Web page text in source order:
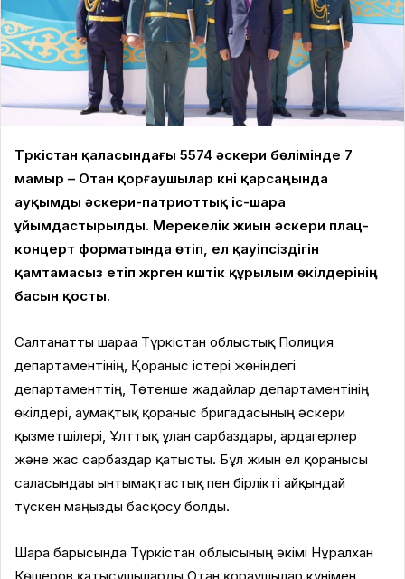
Түркістан қаласындағы 5574 әскери бөлімінде 7
мамыр – Отан қорғаушылар күні қарсаңында
ауқымды әскери-патриоттық іс-шара
ұйымдастырылды. Мерекелік жиын әскери плац-
концерт форматында өтіп, ел қауіпсіздігін
қамтамасыз етіп жүрген күштік құрылым өкілдерінің
басын қосты.
Салтанатты шараға Түркістан облыстық Полиция
департаментінің, Қорғаныс істері жөніндегі
департаменттің, Төтенше жағдайлар департаментінің
өкілдері, аумақтық қорғаныс бригадасының әскери
қызметшілері, Ұлттық ұлан сарбаздары, ардагерлер
және жас сарбаздар қатысты. Бұл жиын ел қорғанысы
саласындағы ынтымақтастық пен бірлікті айқындай
түскен маңызды басқосу болды.
Шара барысында Түркістан облысының әкімі Нұралхан
Көшеров қатысушыларды Отан қорғаушылар күнімен